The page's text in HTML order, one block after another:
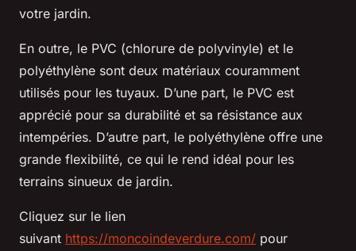
votre jardin.
En outre, le PVC (chlorure de polyvinyle) et le
polyéthylène sont deux matériaux couramment
utilisés pour les tuyaux. D’une part, le PVC est
apprécié pour sa durabilité et sa résistance aux
intempéries. D’autre part, le polyéthylène offre une
grande flexibilité, ce qui le rend idéal pour les
terrains sinueux de jardin.
Cliquez sur le lien
suivant https://moncoindeverdure.com/ pour